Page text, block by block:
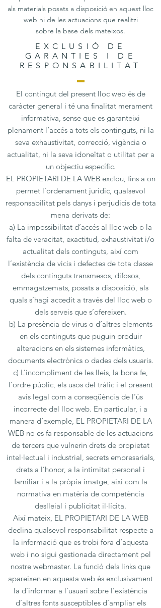
als materials posats a disposició en aquest lloc
web ni de les actuacions que realitzi
sobre la base dels mateixos.
EXCLUSIÓ DE
GARANTIES I DE
RESPONSABILITAT
El contingut del present lloc web és de
caràcter general i té una finalitat merament
informativa, sense que es garanteixi
plenament l’accés a tots els continguts, ni la
seva exhaustivitat, correcció, vigència o
actualitat, ni la seva idoneïtat o utilitat per a
un objectiu específic.
EL PROPIETARI DE LA WEB exclou, fins a on
permet l’ordenament jurídic, qualsevol
responsabilitat pels danys i perjudicis de tota
mena derivats de:
a) La impossibilitat d’accés al lloc web o la
falta de veracitat, exactitud, exhaustivitat i/o
actualitat dels continguts, així com
l’existència de vicis i defectes de tota classe
dels continguts transmesos, difosos,
emmagatzemats, posats a disposició, als
quals s’hagi accedit a través del lloc web o
dels serveis que s’ofereixen.
b) La presència de virus o d’altres elements
en els continguts que puguin produir
alteracions en els sistemes informàtics,
documents electrònics o dades dels usuaris.
c) L’incompliment de les lleis, la bona fe,
l’ordre públic, els usos del tràfic i el present
avís legal com a conseqüència de l’ús
incorrecte del lloc web. En particular, i a
manera d’exemple, EL PROPIETARI DE LA
WEB no es fa responsable de les actuacions
de tercers que vulnerin drets de propietat
intel·lectual i industrial, secrets empresarials,
drets a l’honor, a la intimitat personal i
familiar i a la pròpia imatge, així com la
normativa en matèria de competència
deslleial i publicitat il·lícita.
Així mateix, EL PROPIETARI DE LA WEB
declina qualsevol responsabilitat respecte a
la informació que es trobi fora d’aquesta
web i no sigui gestionada directament pel
nostre webmaster. La funció dels links que
apareixen en aquesta web és exclusivament
la d’informar a l’usuari sobre l’existència
d’altres fonts susceptibles d’ampliar els